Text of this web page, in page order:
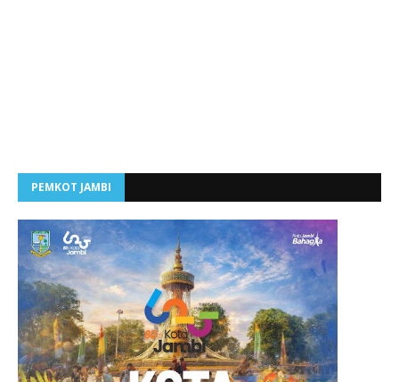
PEMKOT JAMBI